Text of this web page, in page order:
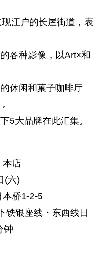
江户的长屋街道，表
各种影像，以Art×和
休闲和菓子咖啡厅
5大品牌在此汇集。
店
(六)
桥1-2-5
铁银座线・东西线日
钟